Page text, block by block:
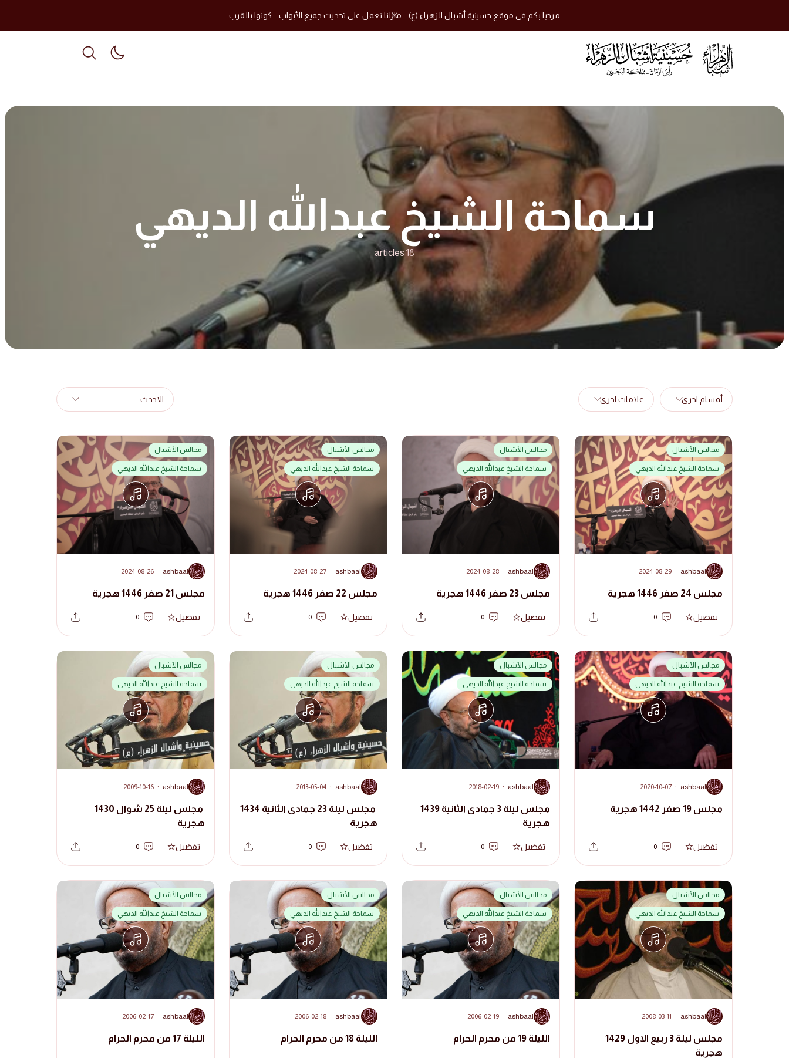
مرحبا بكم في موقع حسينية أشبال الزهراء (ع) .. مازلنا نعمل على تحديث جميع الأبواب .. كونوا بالقرب
dark mode
سماحة الشيخ عبدالله الديهي
18 articles
أقسام اخرى علامات اخرى الاحدث
مجالس الأشبال
سماحة الشيخ عبدالله الديهي
A
ashbaal
·
2024-08-29
مجلس 24 صفر 1446 هجرية
تفضيل 0
مجالس الأشبال
سماحة الشيخ عبدالله الديهي
A
ashbaal
·
2024-08-28
مجلس 23 صفر 1446 هجرية
تفضيل 0
مجالس الأشبال
سماحة الشيخ عبدالله الديهي
A
ashbaal
·
2024-08-27
مجلس 22 صفر 1446 هجرية
تفضيل 0
مجالس الأشبال
سماحة الشيخ عبدالله الديهي
A
ashbaal
·
2024-08-26
مجلس 21 صفر 1446 هجرية
تفضيل 0
مجالس الأشبال
سماحة الشيخ عبدالله الديهي
A
ashbaal
·
2020-10-07
مجلس 19 صفر 1442 هجرية
تفضيل 0
مجالس الأشبال
سماحة الشيخ عبدالله الديهي
A
ashbaal
·
2018-02-19
مجلس ليلة 3 جمادى الثانية 1439
هجرية
تفضيل 0
مجالس الأشبال
سماحة الشيخ عبدالله الديهي
A
ashbaal
·
2013-05-04
مجلس ليلة 23 جمادى الثانية 1434
هجرية
تفضيل 0
مجالس الأشبال
سماحة الشيخ عبدالله الديهي
A
ashbaal
·
2009-10-16
مجلس ليلة 25 شوال 1430
هجرية
تفضيل 0
مجالس الأشبال
سماحة الشيخ عبدالله الديهي
A
ashbaal
·
2008-03-11
مجلس ليلة 3 ربيع الاول 1429
هجرية
مجالس الأشبال
سماحة الشيخ عبدالله الديهي
A
ashbaal
·
2006-02-19
الليلة 19 من محرم الحرام
مجالس الأشبال
سماحة الشيخ عبدالله الديهي
A
ashbaal
·
2006-02-18
الليلة 18 من محرم الحرام
مجالس الأشبال
سماحة الشيخ عبدالله الديهي
A
ashbaal
·
2006-02-17
الليلة 17 من محرم الحرام